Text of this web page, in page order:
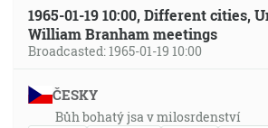
1965-01-19 10:00, Different cities,
William Branham meetings
Broadcasted: 1965-01-19 10:00
ČESKY
Bůh bohatý jsa v milosrdenství